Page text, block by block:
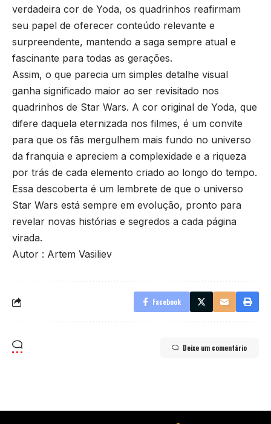
verdadeira cor de Yoda, os quadrinhos reafirmam
seu papel de oferecer conteúdo relevante e
surpreendente, mantendo a saga sempre atual e
fascinante para todas as gerações.
Assim, o que parecia um simples detalhe visual
ganha significado maior ao ser revisitado nos
quadrinhos de Star Wars. A cor original de Yoda, que
difere daquela eternizada nos filmes, é um convite
para que os fãs mergulhem mais fundo no universo
da franquia e apreciem a complexidade e a riqueza
por trás de cada elemento criado ao longo do tempo.
Essa descoberta é um lembrete de que o universo
Star Wars está sempre em evolução, pronto para
revelar novas histórias e segredos a cada página
virada.
Autor : Artem Vasiliev
Facebook
Deixe um comentário